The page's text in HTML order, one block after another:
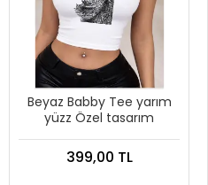
Beyaz Babby Tee yarım
yüzz Özel tasarım
399,00 TL